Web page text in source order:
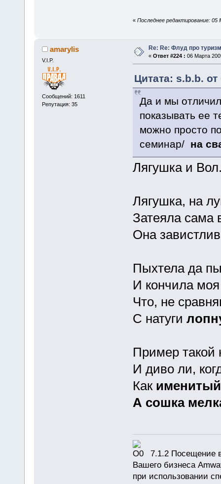
« Последнее редактирование:
amarylis
V.I.P.
Сообщений: 1611
Репутация: 35
Re: Re: Флуд про туризм
« Ответ #224 : 06 Марта
Цитата: s.b.b.
Да и мы
показывать ее
можно просто
семинар/ на
Лягушка и
Лягушка, на
Затеяла сама
Она
Пыхтела да
И кончила
Что, не
С натуги
Пример такой
И диво ли,
Как
А сошка
7.1.2 Посещение
Вашего бизнеса
при использовании